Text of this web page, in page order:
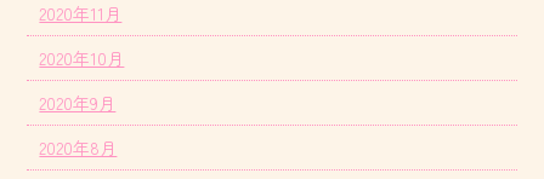
2020年11月
2020年10月
2020年9月
2020年8月